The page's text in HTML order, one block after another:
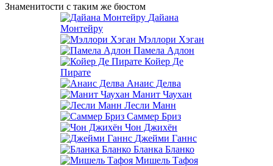
Знаменитости с таким же бюстом
Дайана
Монтейру
Мэллори Хэган
Памела Адлон
Койер Де
Пирате
Анаис Делва
Манит Чаухан
Лесли Манн
Саммер Бриз
Чон Джихён
Джейми Ганнс
Бланка Бланко
Мишель Тафоя